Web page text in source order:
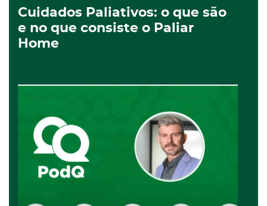
Cuidados Paliativos: o que são
e no que consiste o Paliar
Home